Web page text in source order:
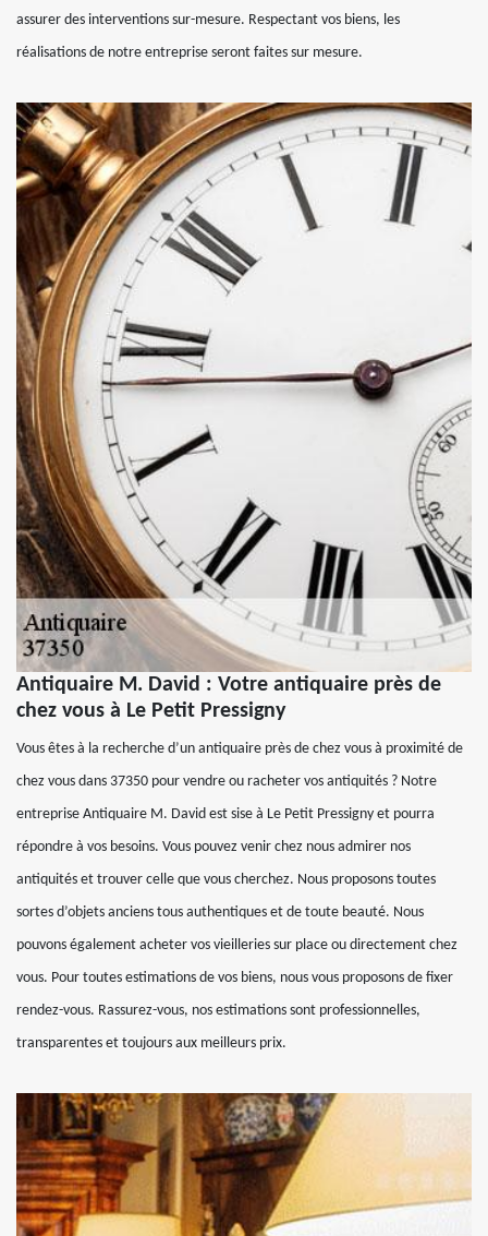
assurer des interventions sur-mesure. Respectant vos biens, les
réalisations de notre entreprise seront faites sur mesure.
Antiquaire M. David : Votre antiquaire près de
chez vous à Le Petit Pressigny
Vous êtes à la recherche d’un antiquaire près de chez vous à proximité de
chez vous dans 37350 pour vendre ou racheter vos antiquités ? Notre
entreprise Antiquaire M. David est sise à Le Petit Pressigny et pourra
répondre à vos besoins. Vous pouvez venir chez nous admirer nos
antiquités et trouver celle que vous cherchez. Nous proposons toutes
sortes d’objets anciens tous authentiques et de toute beauté. Nous
pouvons également acheter vos vieilleries sur place ou directement chez
vous. Pour toutes estimations de vos biens, nous vous proposons de fixer
rendez-vous. Rassurez-vous, nos estimations sont professionnelles,
transparentes et toujours aux meilleurs prix.